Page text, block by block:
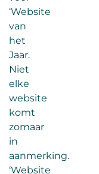
‘Website
van
het
Jaar.
Niet
elke
website
komt
zomaar
in
aanmerking.
‘Website